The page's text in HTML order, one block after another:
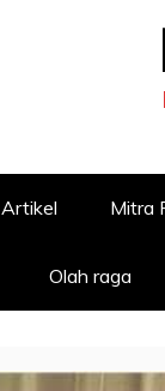
Artikel Mitra
Olah raga